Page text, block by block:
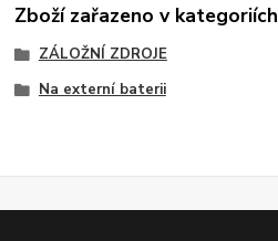
Zboží zařazeno v kategoriích
ZÁLOŽNÍ ZDROJE
Na externí baterii